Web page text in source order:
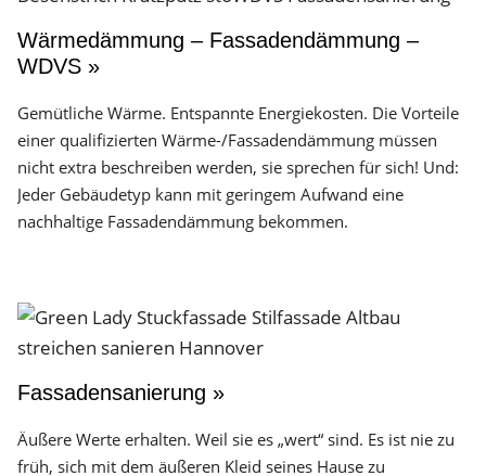
Wärmedämmung – Fassadendämmung –
WDVS »
Gemütliche Wärme. Entspannte Energiekosten. Die Vorteile
einer qualifizierten Wärme-/Fassadendämmung müssen
nicht extra beschreiben werden, sie sprechen für sich! Und:
Jeder Gebäudetyp kann mit geringem Aufwand eine
nachhaltige Fassadendämmung bekommen.
Fassadensanierung »
Äußere Werte erhalten. Weil sie es „wert“ sind. Es ist nie zu
früh, sich mit dem äußeren Kleid seines Hause zu